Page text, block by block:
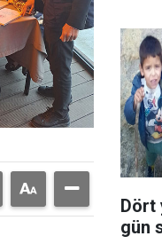
Dört
gün